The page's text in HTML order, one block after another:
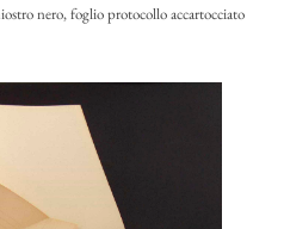
nero, foglio protocollo accartocciato